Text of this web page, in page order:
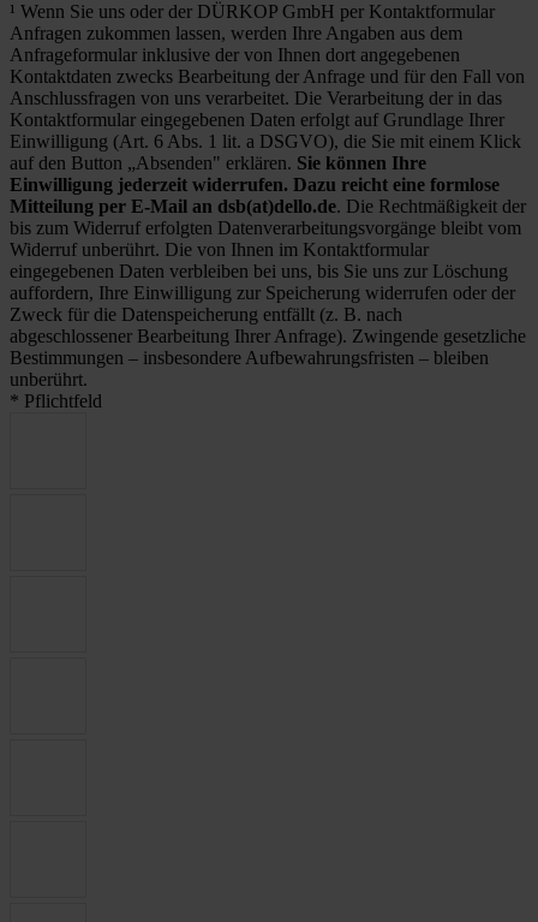
¹ Wenn Sie uns oder der DÜRKOP GmbH per Kontaktformular
Anfragen zukommen lassen, werden Ihre Angaben aus dem
Anfrageformular inklusive der von Ihnen dort angegebenen
Kontaktdaten zwecks Bearbeitung der Anfrage und für den Fall von
Anschlussfragen von uns verarbeitet. Die Verarbeitung der in das
Kontaktformular eingegebenen Daten erfolgt auf Grundlage Ihrer
Einwilligung (Art. 6 Abs. 1 lit. a DSGVO), die Sie mit einem Klick
auf den Button „Absenden" erklären. Sie können Ihre
Einwilligung jederzeit widerrufen. Dazu reicht eine formlose
Mitteilung per E-Mail an dsb(at)dello.de. Die Rechtmäßigkeit der
bis zum Widerruf erfolgten Datenverarbeitungsvorgänge bleibt vom
Widerruf unberührt. Die von Ihnen im Kontaktformular
eingegebenen Daten verbleiben bei uns, bis Sie uns zur Löschung
auffordern, Ihre Einwilligung zur Speicherung widerrufen oder der
Zweck für die Datenspeicherung entfällt (z. B. nach
abgeschlossener Bearbeitung Ihrer Anfrage). Zwingende gesetzliche
Bestimmungen – insbesondere Aufbewahrungsfristen – bleiben
unberührt.
* Pflichtfeld